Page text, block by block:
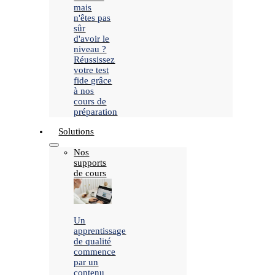
mais
n'êtes pas
sûr
d'avoir le
niveau ?
Réussissez
votre test
fide grâce
à nos
cours de
préparation
Solutions
Nos
supports
de cours
Un
apprentissage
de qualité
commence
par un
contenu